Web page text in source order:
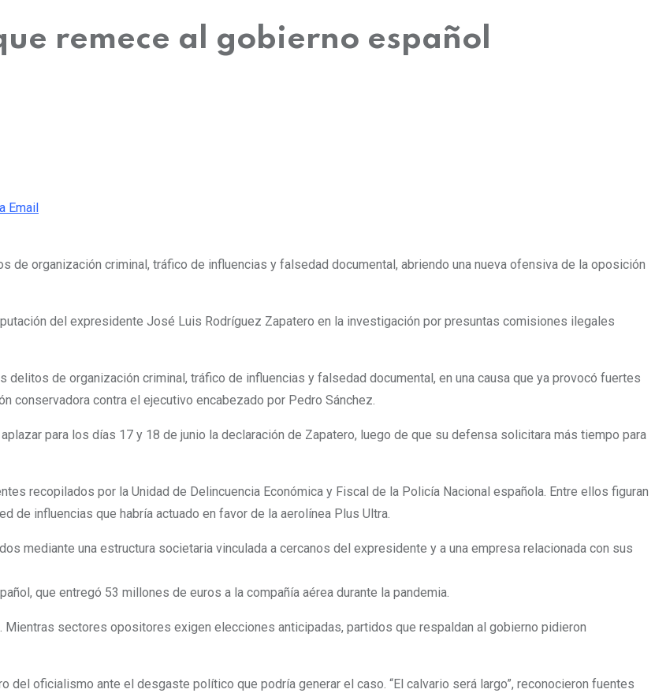
remece al gobierno español
Email
organización criminal, tráfico de influencias y falsedad documental, abriendo una nueva ofensiva de la oposición
del expresidente José Luis Rodríguez Zapatero en la investigación por presuntas comisiones ilegales
de organización criminal, tráfico de influencias y falsedad documental, en una causa que ya provocó fuertes
contra el ejecutivo encabezado por Pedro Sánchez.
para los días 17 y 18 de junio la declaración de Zapatero, luego de que su defensa solicitara más tiempo para
recopilados por la Unidad de Delincuencia Económica y Fiscal de la Policía Nacional española. Entre ellos figuran
de influencias que habría actuado en favor de la aerolínea Plus Ultra.
mediante una estructura societaria vinculada a cercanos del expresidente y a una empresa relacionada con sus
que entregó 53 millones de euros a la compañía aérea durante la pandemia.
sectores opositores exigen elecciones anticipadas, partidos que respaldan al gobierno pidieron
oficialismo ante el desgaste político que podría generar el caso. “El calvario será largo”, reconocieron fuentes